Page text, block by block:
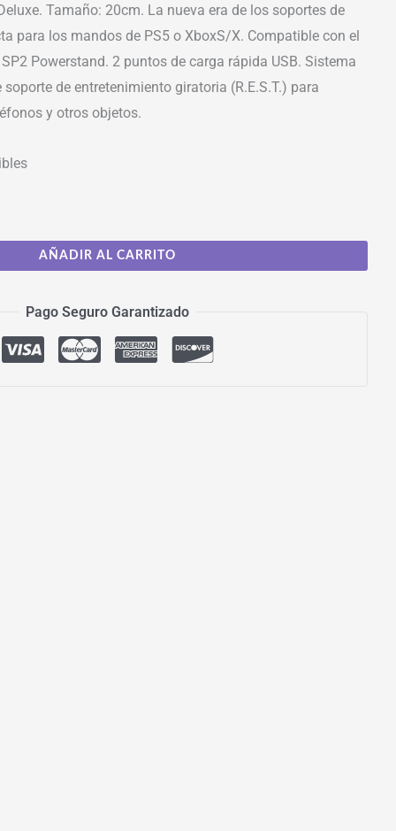
Tamaño: 20cm. La nueva era de los soportes de
para los mandos de PS5 o XboxS/X. Compatible con el
Powerstand. 2 puntos de carga rápida USB. Sistema
de entretenimiento giratoria (R.E.S.T.) para
y otros objetos.
AÑADIR AL CARRITO
Pago Seguro Garantizado